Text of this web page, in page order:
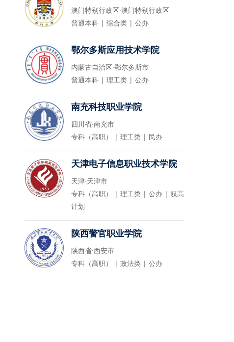
澳门特别行政区·澳门特别行政区
普通本科 | 综合类 | 公办
鄂尔多斯应用技术学院
内蒙古自治区·鄂尔多斯市
普通本科 | 理工类 | 公办
南充科技职业学院
四川省·南充市
专科（高职） | 理工类 | 民办
天津电子信息职业技术学院
天津·天津市
专科（高职） | 理工类 | 公办 | 双高
计划
陕西警官职业学院
陕西省·西安市
专科（高职） | 政法类 | 公办